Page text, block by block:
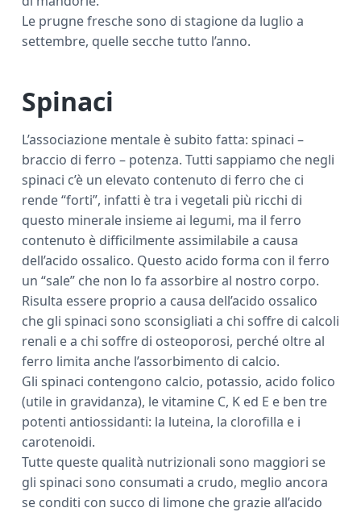
Le prugne fresche sono di stagione da luglio a
settembre, quelle secche tutto l’anno.
Spinaci
L’associazione mentale è subito fatta: spinaci –
braccio di ferro – potenza. Tutti sappiamo che negli
spinaci c’è un elevato contenuto di ferro che ci
rende “forti”, infatti è tra i vegetali più ricchi di
questo minerale insieme ai legumi, ma il ferro
contenuto è difficilmente assimilabile a causa
dell’acido ossalico. Questo acido forma con il ferro
un “sale” che non lo fa assorbire al nostro corpo.
Risulta essere proprio a causa dell’acido ossalico
che gli spinaci sono sconsigliati a chi soffre di calcoli
renali e a chi soffre di osteoporosi, perché oltre al
ferro limita anche l’assorbimento di calcio.
Gli spinaci contengono calcio, potassio, acido folico
(utile in gravidanza), le vitamine C, K ed E e ben tre
potenti antiossidanti: la luteina, la clorofilla e i
carotenoidi.
Tutte queste qualità nutrizionali sono maggiori se
gli spinaci sono consumati a crudo, meglio ancora
se conditi con succo di limone che grazie all’acido